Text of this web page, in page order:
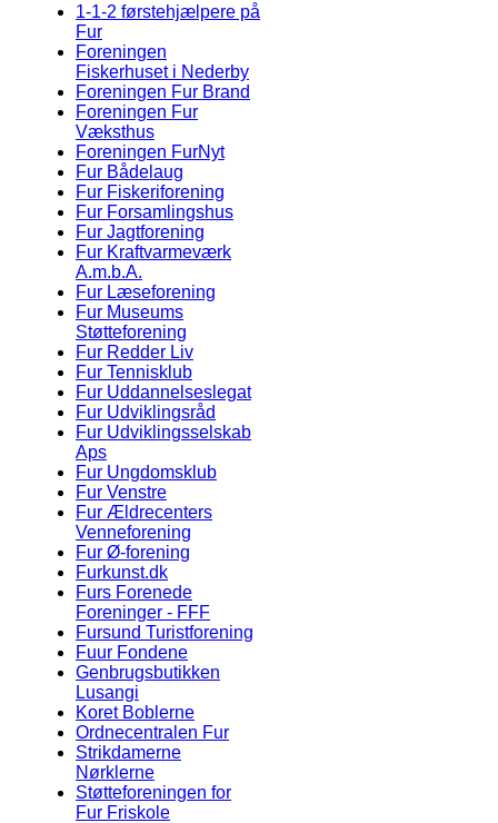
1-1-2 førstehjælpere på
Fur
Foreningen
Fiskerhuset i Nederby
Foreningen Fur Brand
Foreningen Fur
Væksthus
Foreningen FurNyt
Fur Bådelaug
Fur Fiskeriforening
Fur Forsamlingshus
Fur Jagtforening
Fur Kraftvarmeværk
A.m.b.A.
Fur Læseforening
Fur Museums
Støtteforening
Fur Redder Liv
Fur Tennisklub
Fur Uddannelseslegat
Fur Udviklingsråd
Fur Udviklingsselskab
Aps
Fur Ungdomsklub
Fur Venstre
Fur Ældrecenters
Venneforening
Fur Ø-forening
Furkunst.dk
Furs Forenede
Foreninger - FFF
Fursund Turistforening
Fuur Fondene
Genbrugsbutikken
Lusangi
Koret Boblerne
Ordnecentralen Fur
Strikdamerne
Nørklerne
Støtteforeningen for
Fur Friskole